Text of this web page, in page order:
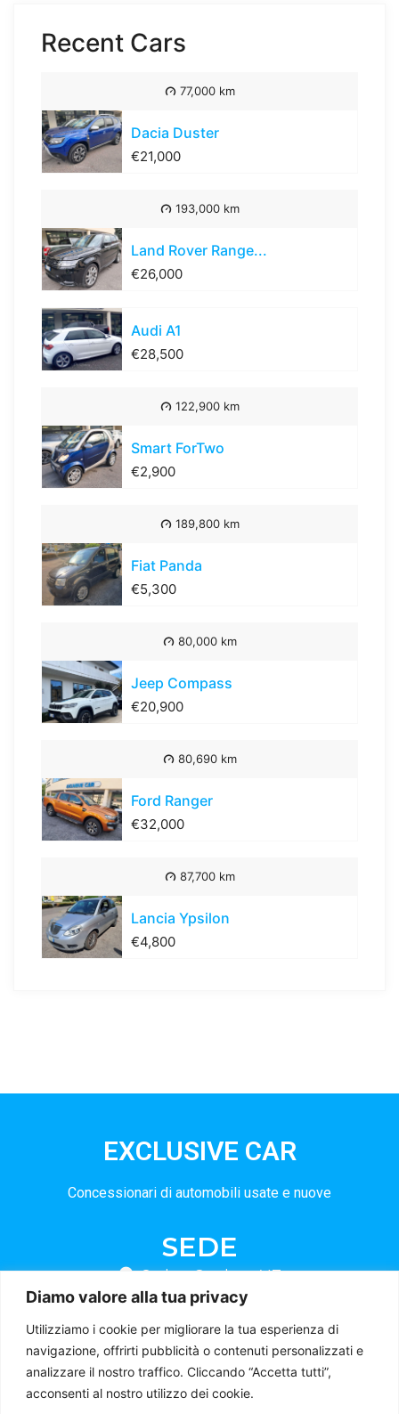
Diamo valore alla tua privacy
Utilizziamo i cookie per migliorare la tua esperienza di
navigazione, offrirti pubblicità o contenuti personalizzati e
analizzare il nostro traffico. Cliccando “Accetta tutti”,
acconsenti al nostro utilizzo dei cookie.
Recent Cars
77,000 km
Dacia Duster
€21,000
193,000 km
Land Rover Range...
€26,000
Audi A1
€28,500
122,900 km
Smart ForTwo
€2,900
189,800 km
Fiat Panda
€5,300
80,000 km
Jeep Compass
€20,900
80,690 km
Ford Ranger
€32,000
87,700 km
Lancia Ypsilon
€4,800
EXCLUSIVE CAR
Concessionari di automobili usate e nuove
SEDE
Sede a Gardone V.T.
AZIENDA
Home
Contatti